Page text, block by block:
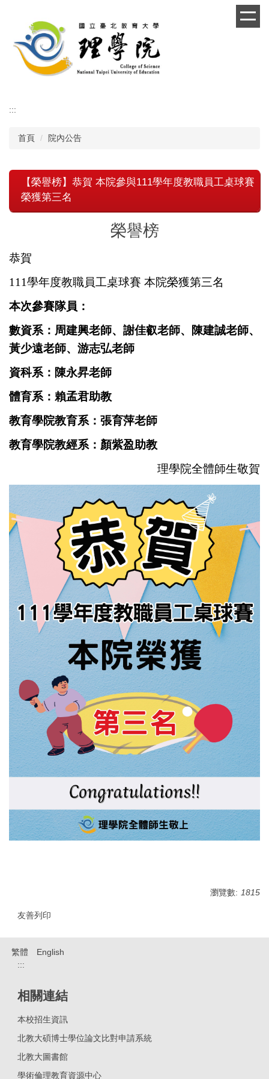
要
:::
首頁 院內公告
【榮譽榜】恭賀 本院參與111學年度教職員工桌球賽
榮獲第三名
榮譽榜
恭賀
111學年度教職員工桌球賽 本院榮獲第三名
本次參賽隊員：
數資系：周建興老師、謝佳叡老師、陳建誠老師、
黃少遠老師、游志弘老師
資科系：陳永昇老師
體育系：賴孟君助教
教育學院教育系：張育萍老師
教育學院教經系：顏紫盈助教
理學院全體師生敬賀
瀏覽數: 1815
友善列印
繁體
English
:::
相關連結
本校招生資訊
北教大碩博士學位論文比對申請系統
北教大圖書館
學術倫理教育資源中心